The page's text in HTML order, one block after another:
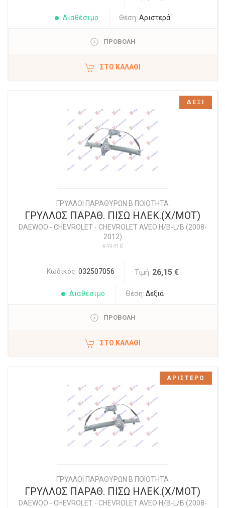
Διαθέσιμο Θέση: Αριστερά
ΠΡΟΒΟΛΗ
ΣΤΟ ΚΑΛΆΘΙ
ΓΡΥΛΛΟΙ ΠΑΡΑΘΥΡΩΝ Β ΠΟΙΟΤΗΤΑ
ΓΡΥΛΛΟΣ ΠΑΡΑΘ. ΠΙΣΩ ΗΛΕΚ.(Χ/ΜΟΤ)
DAEWOO - CHEVROLET- CHEVROLET AVEO H/B-L/B (2008-
2012)
#49418
Κωδικός: 032507056 Τιμή: 26,15 €
Διαθέσιμο Θέση: Δεξιά
ΠΡΟΒΟΛΗ
ΣΤΟ ΚΑΛΆΘΙ
ΔΕΞΙ
ΓΡΥΛΛΟΙ ΠΑΡΑΘΥΡΩΝ Β ΠΟΙΟΤΗΤΑ
ΓΡΥΛΛΟΣ ΠΑΡΑΘ. ΠΙΣΩ ΗΛΕΚ.(Χ/ΜΟΤ)
DAEWOO - CHEVROLET- CHEVROLET AVEO H/B-L/B (2008-
ΑΡΙΣΤΕΡΟ